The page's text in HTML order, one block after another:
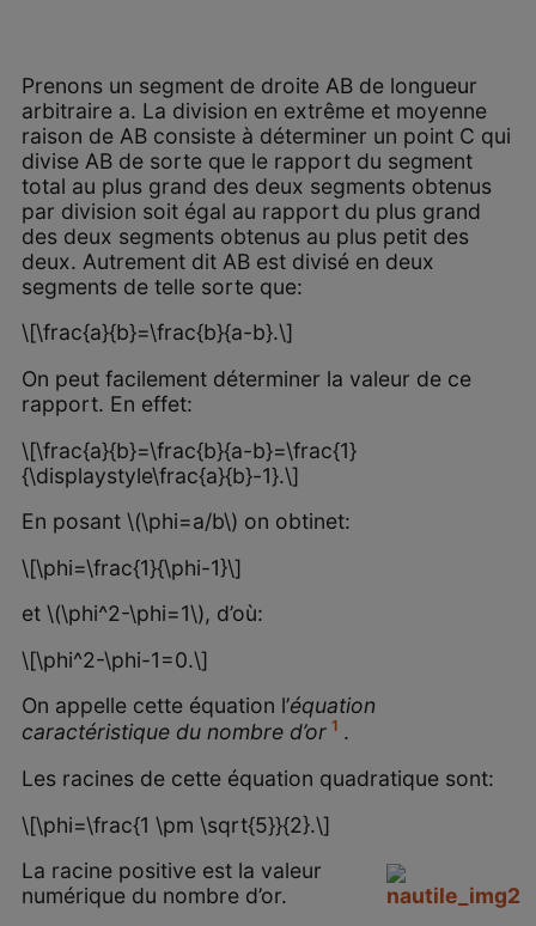
Prenons un segment de droite AB de longueur
arbitraire a. La division en extrême et moyenne
raison de AB consiste à déterminer un point C qui
divise AB de sorte que le rapport du segment
total au plus grand des deux segments obtenus
par division soit égal au rapport du plus grand
des deux segments obtenus au plus petit des
deux. Autrement dit AB est divisé en deux
segments de telle sorte que:
\[\frac{a}{b}=\frac{b}{a-b}.\]
On peut facilement déterminer la valeur de ce
rapport. En effet:
\[\frac{a}{b}=\frac{b}{a-b}=\frac{1}
{\displaystyle\frac{a}{b}-1}.\]
En posant \(\phi=a/b\) on obtinet:
\[\phi=\frac{1}{\phi-1}\]
et \(\phi^2-\phi=1\), d’où:
\[\phi^2-\phi-1=0.\]
On appelle cette équation l’équation
caractéristique du nombre d’or 1 .
Les racines de cette équation quadratique sont:
\[\phi=\frac{1 \pm \sqrt{5}}{2}.\]
La racine positive est la valeur
numérique du nombre d’or.